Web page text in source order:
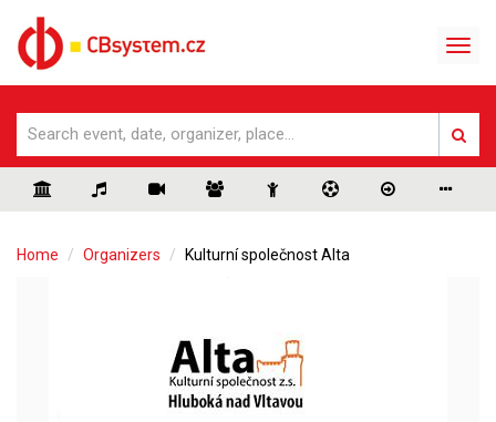
Home Organizers Kulturní společnost Alta